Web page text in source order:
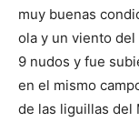
muy buenas
ola y un viento
9 nudos y fue
en el mismo
de las liguillas del